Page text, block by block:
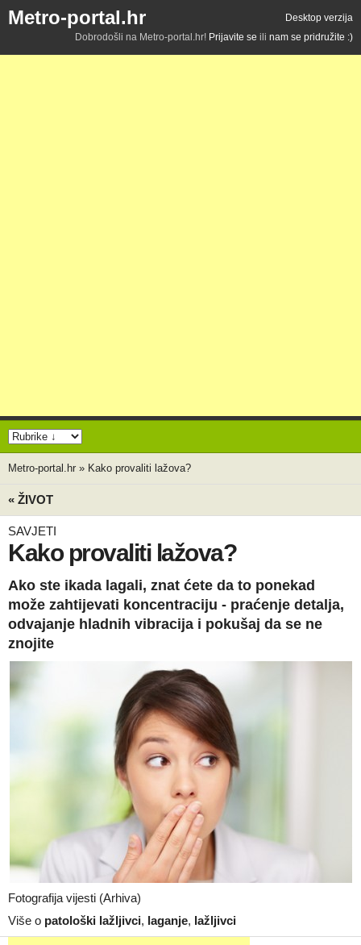
Metro-portal.hr
Desktop verzija
Dobrodošli na Metro-portal.hr! Prijavite se ili nam se pridružite :)
Metro-portal.hr » Kako provaliti lažova?
« ŽIVOT
SAVJETI
Kako provaliti lažova?
Ako ste ikada lagali, znat ćete da to ponekad
može zahtijevati koncentraciju - praćenje detalja,
odvajanje hladnih vibracija i pokušaj da se ne
znojite
Fotografija vijesti (Arhiva)
Više o patološki lažljivci, laganje, lažljivci